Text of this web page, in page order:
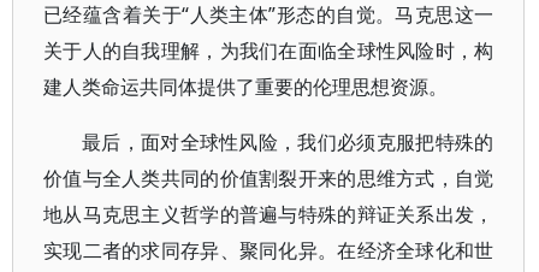
已经蕴含着关于“人类主体”形态的自觉。马克思这一
关于人的自我理解，为我们在面临全球性风险时，构
建人类命运共同体提供了重要的伦理思想资源。
最后，面对全球性风险，我们必须克服把特殊的
价值与全人类共同的价值割裂开来的思维方式，自觉
地从马克思主义哲学的普遍与特殊的辩证关系出发，
实现二者的求同存异、聚同化异。在经济全球化和世